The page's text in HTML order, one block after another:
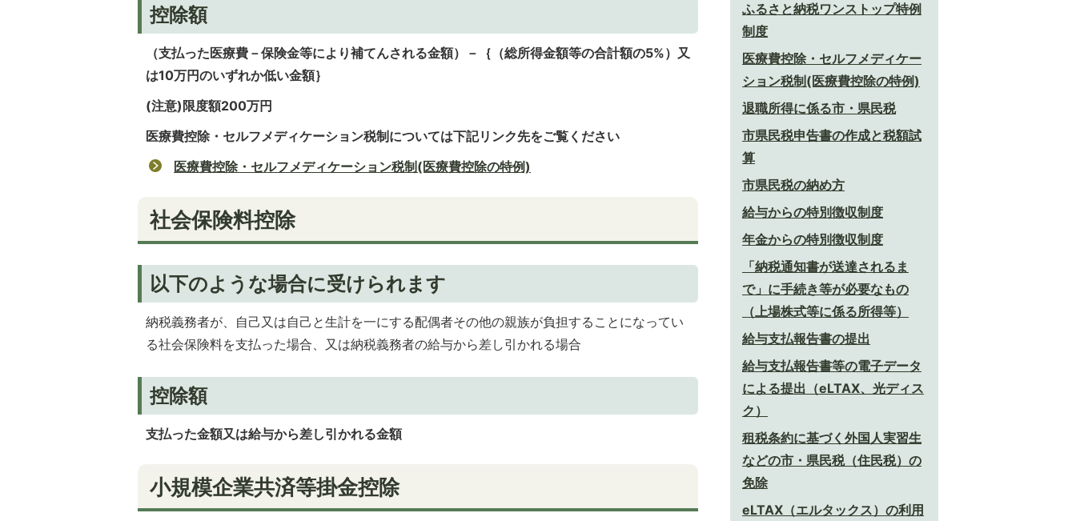
控除額
（支払った医療費－保険金等により補てんされる金額）－｛（総所得金額等の合計額の5%）又
は10万円のいずれか低い金額｝
(注意)限度額200万円
医療費控除・セルフメディケーション税制については下記リンク先をご覧ください
医療費控除・セルフメディケーション税制(医療費控除の特例)
社会保険料控除
以下のような場合に受けられます
納税義務者が、自己又は自己と生計を一にする配偶者その他の親族が負担することになってい
る社会保険料を支払った場合、又は納税義務者の給与から差し引かれる場合
控除額
支払った金額又は給与から差し引かれる金額
小規模企業共済等掛金控除
ふるさと納税ワンストップ特例
制度
医療費控除・セルフメディケー
ション税制(医療費控除の特例)
退職所得に係る市・県民税
市県民税申告書の作成と税額試
算
市県民税の納め方
給与からの特別徴収制度
年金からの特別徴収制度
「納税通知書が送達されるま
で」に手続き等が必要なもの
（上場株式等に係る所得等）
給与支払報告書の提出
給与支払報告書等の電子データ
による提出（eLTAX、光ディス
ク）
租税条約に基づく外国人実習生
などの市・県民税（住民税）の
免除
eLTAX（エルタックス）の利用